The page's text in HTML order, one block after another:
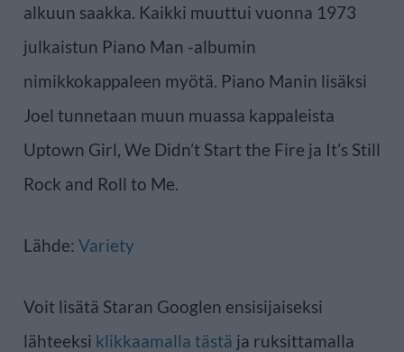
alkuun saakka. Kaikki muuttui vuonna 1973
julkaistun Piano Man -albumin
nimikkokappaleen myötä. Piano Manin lisäksi
Joel tunnetaan muun muassa kappaleista
Uptown Girl, We Didn’t Start the Fire ja It’s Still
Rock and Roll to Me.
Lähde: Variety
Voit lisätä Staran Googlen ensisijaiseksi
lähteeksi klikkaamalla tästä ja ruksittamalla